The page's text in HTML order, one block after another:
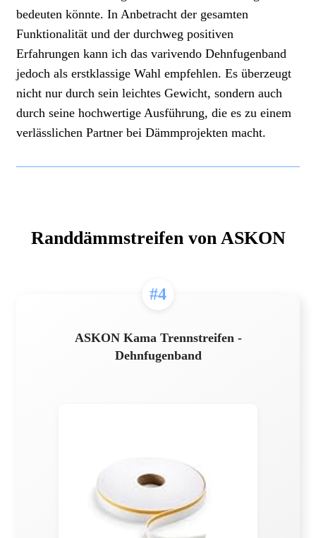
bedeuten könnte. In Anbetracht der gesamten
Funktionalität und der durchweg positiven
Erfahrungen kann ich das varivendo Dehnfugenband
jedoch als erstklassige Wahl empfehlen. Es überzeugt
nicht nur durch sein leichtes Gewicht, sondern auch
durch seine hochwertige Ausführung, die es zu einem
verlässlichen Partner bei Dämmprojekten macht.
Randdämmstreifen von ASKON
#4
ASKON Kama Trennstreifen -
Dehnfugenband